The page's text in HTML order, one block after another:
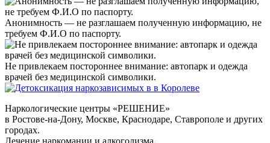
Анонимность — не разглашаем полученную информацию, не
требуем Ф.И.О по паспорту.
Не привлекаем постороннее внимание: автопарк и одежда
врачей без медицинской символики.
Наркологические центры «РЕШЕНИЕ»
в Ростове-на-Дону, Москве, Краснодаре, Ставрополе и других
городах.
Лечение наркомании и алкоголизма.